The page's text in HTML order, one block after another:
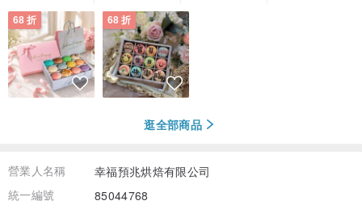
68 折 68 折
逛全部商品
營業人名稱
幸福預兆烘焙有限公司
統一編號
85044768